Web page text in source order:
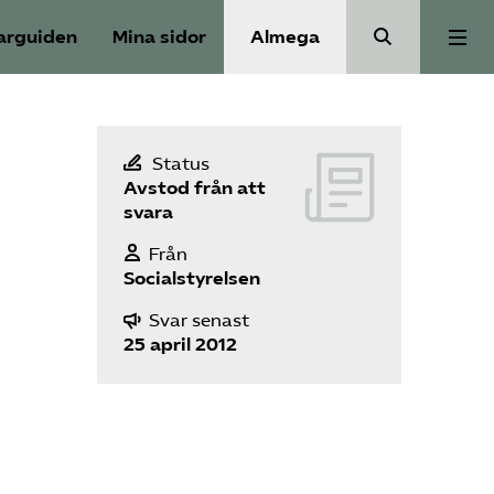
Mina sidor Almega
Valmanifest
Medlemskap
Aktiviteter
Status
Avstod från att
svara
Från
Socialstyrelsen
Svar senast
25 april 2012